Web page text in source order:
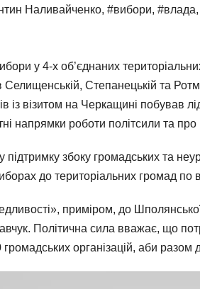
Наливайченко, #вибори, #влада,
у 4-х об’єднаних
Степанецькій та
із візитом на Черкащині побував
напрямки роботи політсили та
збоку громадських та
до територіальних громад по
приміром, до
Політична сила вважає, що
організацій, аби разом